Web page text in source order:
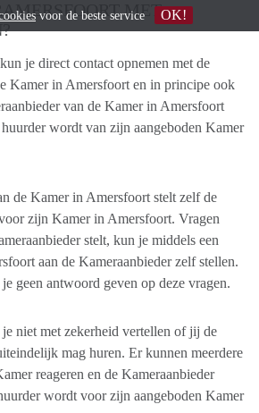
MET
je direct contact opnemen met de
Kamer in Amersfoort en in principe ook
van de Kamer in Amersfoort
wordt van zijn aangeboden Kamer
de Kamer in Amersfoort stelt zelf de
zijn Kamer in Amersfoort. Vragen
stelt, kun je middels een
aan de Kameraanbieder zelf stellen.
geen antwoord geven op deze vragen.
niet met zekerheid vertellen of jij de
mag huren. Er kunnen meerdere
reageren en de Kameraanbieder
wordt voor zijn aangeboden Kamer
voor de beste service OK!